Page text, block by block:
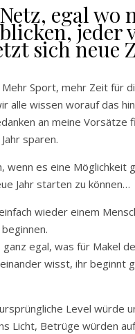
egal
jeder
sich neue
Mehr Sport, mehr Zeit für
alle wissen worauf das
an meine
sparen.
wenn es eine Möglichkeit
Jahr starten zu können…
wieder einem
egal, was für Makel
wisst, ihr beginnt
Level würde
Licht, Betrüge würden